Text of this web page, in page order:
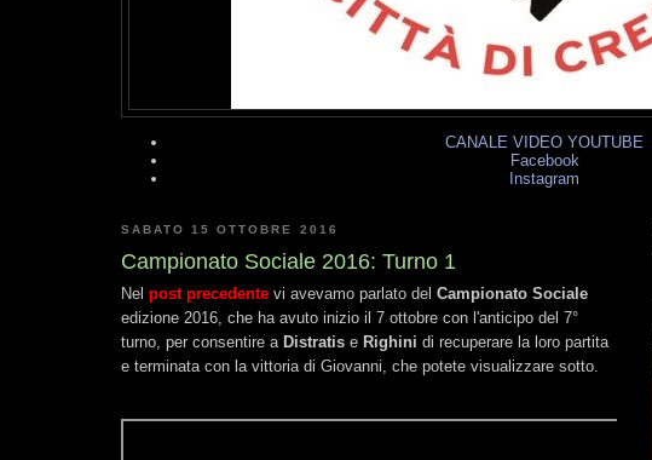
CANALE VIDEO YOUTUBE
Facebook
Instagram
SABATO 15 OTTOBRE 2016
Campionato Sociale 2016: Turno 1
Nel post precedente vi avevamo parlato del Campionato Sociale
edizione 2016, che ha avuto inizio il 7 ottobre con l'anticipo del 7°
turno, per consentire a Distratis e Righini di recuperare la loro partita
e terminata con la vittoria di Giovanni, che potete visualizzare sotto.